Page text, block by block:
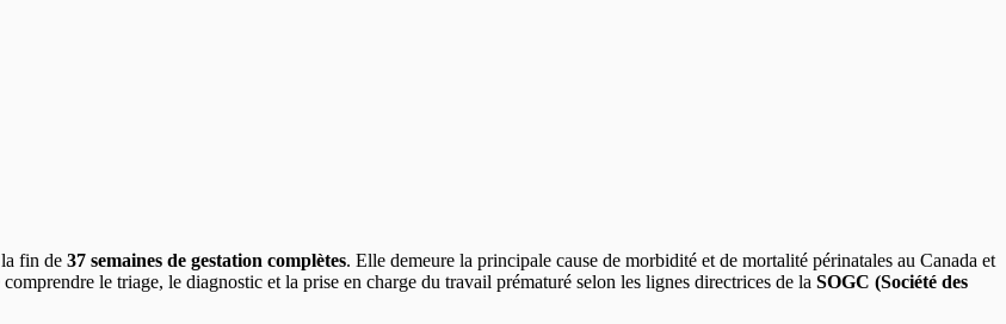
fin de 37 semaines de gestation complètes. Elle demeure la principale cause de morbidité et de mortalité périnatales au Canada et
comprendre le triage, le diagnostic et la prise en charge du travail prématuré selon les lignes directrices de la SOGC (Société des